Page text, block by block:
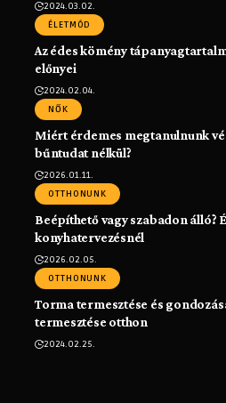
2024.03.02.
ÉLETMÓD
Az édes kömény
előnyei
2024.02.04.
NŐK
Miért érdemes megtanulnunk
bűntudat nélkül?
2026.01.11.
OTTHONUNK
Beépíthető vagy szabadon álló?
konyhatervezésnél
2026.02.05.
OTTHONUNK
Torma termesztése és
termesztése otthon
2024.02.25.